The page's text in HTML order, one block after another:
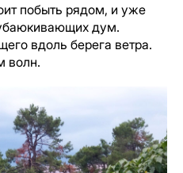
побыть рядом, и уже
дум.
вдоль берега ветра.
волн.